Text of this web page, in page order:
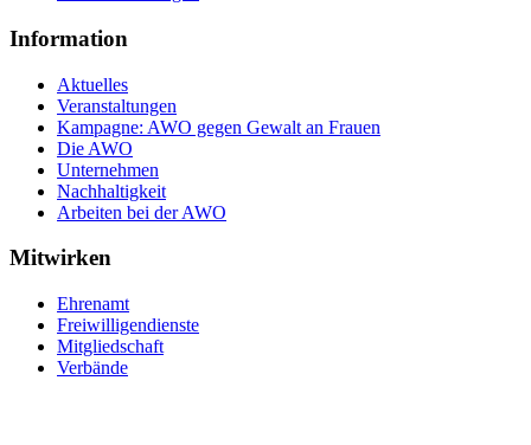
Information
Aktuelles
Veranstaltungen
Kampagne: AWO gegen Gewalt an Frauen
Die AWO
Unternehmen
Nachhaltigkeit
Arbeiten bei der AWO
Mitwirken
Ehrenamt
Freiwilligendienste
Mitgliedschaft
Verbände